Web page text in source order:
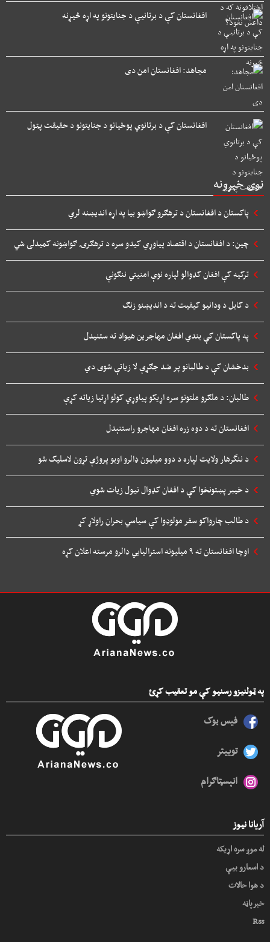
افغانستان کې د برتانیې د جنایتونو په اړه څیړنه
مجاهد: افغانستان امن دی
افغانستان کې د برتانوي پوځیانو د جنایتونو د حقیقت پټول
نوی خبرونه
پاکستان د افغانستان د ترهګرو ګواښو بیا په اړه اندیښنه لري
چین: د افغانستان د اقتصاد پیاوړي کیدو سره د ترهګرۍ ګواښونه کمیدلی شي
ترکیه کې افغان کډوالو لپاره نوې امنیتي ننګونې
د کابل د ودانیو کیفیت ته د اندیښنو زنګ
په پاکستان کې بندي افغان مهاجرین هیواد ته ستنیدل
بدخشان کې د طالبانو پر ضد جګړې لا زیاتې شوی دي
طالبان: د ملګرو ملتونو سره اړیکو پیاوړي کولو اړتیا زیاته کړې
افغانستان ته د دوه زره افغان مهاجرو راستنېدل
د ننگرهار ولایت لپاره د دوو میلیون ډالرو اوبو پروژې تړون لاسلیک شو
د خیبر پښتونخوا کې د افغان کډوال نیول زیات شوي
د طالب چارواکو سفر مولوډوا کې سیاسي بحران راولاړ کړ
اوچا افغانستان ته ۹ میلیونه استرالیایي ډالرو مرسته اعلان کړه
په ټولنیزو رسنیو کې مو تعقیب کړئ
فیس بوک
توییتر
انېسټاګرام
آریانا نیوز
له موږ سره اړیکه
د اسعارو بیې
د هوا حالات
خبرپاڼه
Rss